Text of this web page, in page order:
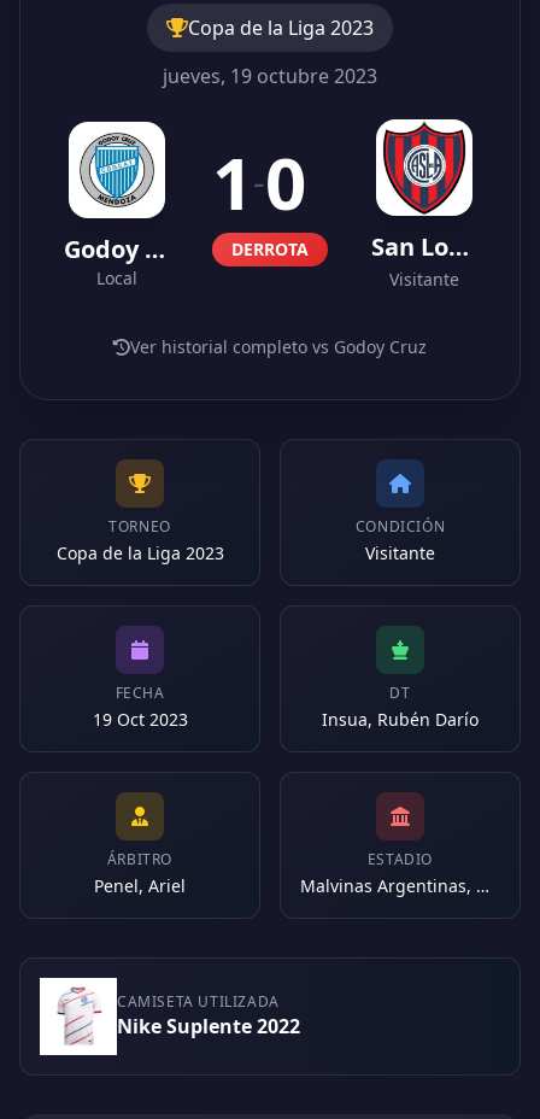
Copa de la Liga 2023
jueves, 19 octubre 2023
Godoy Cruz
Local
1 -0
DERROTA San Lorenzo
Visitante
Ver historial completo vs Godoy Cruz
TORNEO
Copa de la Liga 2023
CONDICIÓN
Visitante
FECHA
19 Oct 2023
DT
Insua, Rubén Darío
ÁRBITRO
Penel, Ariel
ESTADIO
Malvinas Argentinas, Mendoza (Argentina)
CAMISETA UTILIZADA
Nike Suplente 2022